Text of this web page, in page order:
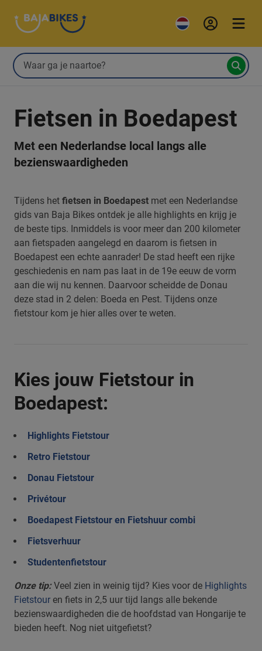
Fietsen in Boedapest
Met een Nederlandse local langs alle
bezienswaardigheden
Tijdens het fietsen in Boedapest met een Nederlandse
gids van Baja Bikes ontdek je alle highlights en krijg je
de beste tips. Inmiddels is voor meer dan 200 kilometer
aan fietspaden aangelegd en daarom is fietsen in
Boedapest een echte aanrader! De stad heeft een rijke
geschiedenis en nam pas laat in de 19e eeuw de vorm
aan die wij nu kennen. Daarvoor scheidde de Donau
deze stad in 2 delen: Boeda en Pest. Tijdens onze
fietstour kom je hier alles over te weten.
Kies jouw Fietstour in
Boedapest:
Highlights Fietstour
Retro Fietstour
Donau Fietstour
Privétour
Boedapest Fietstour en Fietshuur combi
Fietsverhuur
Studentenfietstour
Onze tip: Veel zien in weinig tijd? Kies voor de Highlights
Fietstour en fiets in 2,5 uur tijd langs alle bekende
bezienswaardigheden die de hoofdstad van Hongarije te
bieden heeft. Nog niet uitgefietst?